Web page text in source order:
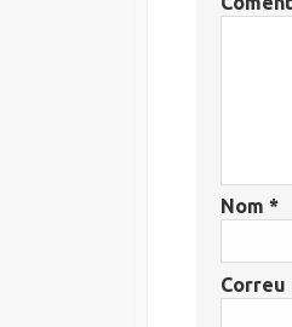
Nom *